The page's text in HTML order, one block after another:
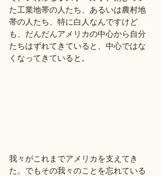
た工業地帯の人たち、あるいは農村地
帯の人たち、特に白人なんですけど
も、だんだんアメリカの中心から自分
たちはずれてきていると、中心ではな
くなってきていると。
我々がこれまでアメリカを支えてき
た。でもその我々のことを忘れている